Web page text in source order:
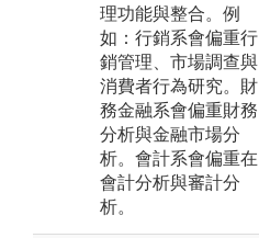
理功能與整合。例
如：行銷系會偏重行
銷管理、市場調查與
消費者行為研究。財
務金融系會偏重財務
分析與金融市場分
析。會計系會偏重在
會計分析與審計分
析。